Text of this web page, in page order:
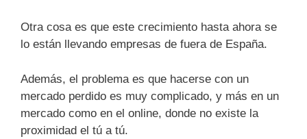
Otra cosa es que este crecimiento hasta ahora se
lo están llevando empresas de fuera de España.
Además, el problema es que hacerse con un
mercado perdido es muy complicado, y más en un
mercado como en el online, donde no existe la
proximidad el tú a tú.